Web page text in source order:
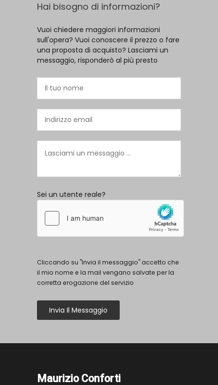
Hai bisogno di informazioni?
Vuoi chiedere maggiori informazioni
sull'opera? Vuoi conoscere il prezzo o fare
una proposta di acquisto? Lasciami un
messaggio, risponderò al più presto
Sei un utente reale?
Cliccando su "Invia il messaggio" accetto che
il mio nome e la mail vengano salvate per la
corretta erogazione del servizio
Invia Il Messaggio
Maurizio Conforti